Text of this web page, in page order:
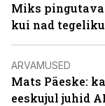
Miks
kui nad
ARVAMUSED
Mats Päeske:
eeskujul juhid